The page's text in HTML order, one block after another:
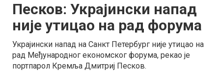
Песков: Украјински напад
није утицао на рад форума
Украјински напад на Санкт Петербург није утицао на
рад Међународног економског форума, рекао је
портпарол Кремља Дмитриј Песков.